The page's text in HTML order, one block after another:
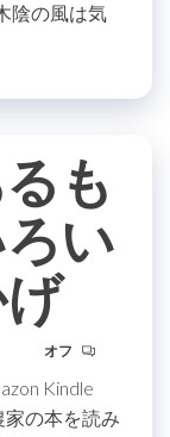
陰の風は気
も
い
オフ
Kindle
の本を読み